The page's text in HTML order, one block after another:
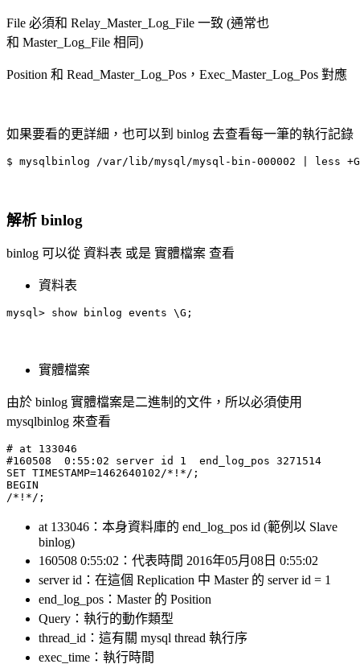
File 必須和 Relay_Master_Log_File 一致 (通常也
和 Master_Log_File 相同)
Position 和 Read_Master_Log_Pos，Exec_Master_Log_Pos 對應
如果要看的更詳細，也可以到 binlog 去查看每一筆的執行記錄
解析 binlog
binlog 可以從 資料表 或是 實體檔案 查看
資料表
mysql> show binlog events \G;
實體檔案
由於 binlog 實體檔案是二進制的文件，所以必須使用
mysqlbinlog 來查看
# at 133046
#160508  0:55:02 server id 1  end_log_pos 3271514
SET TIMESTAMP=1462640102/*!*/;
BEGIN
at 133046：本身資料庫的 end_log_pos id (範例以 Slave
binlog)
160508 0:55:02：代表時間 2016年05月08日 0:55:02
server id：在這個 Replication 中 Master 的 server id = 1
end_log_pos：Master 的 Position
Query：執行的動作類型
thread_id：這有關 mysql thread 執行序
exec_time：執行時間